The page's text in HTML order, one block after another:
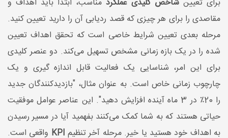
برای تعیین شاخص کلیدی عملکرد مناسب، ابتدا باید اهداف و
مقاصدی را برای هر چیزی که قصد ردیابی آن را دارید تعیین کنید.
مرحله بعدی تعیین شرایط خاصی است که تحقق اهداف تعیین
شده را در یک بازه زمانی مشخص تسهیل می‌کند. دو عنصر کلیدی
برای این امر، شناسایی یک فعالیت قابل اندازه گیری و یک
چارچوب زمانی خاص است. به عنوان مثال، "بازدیدکنندگان جدید
را 20٪ در 3 ماه آینده افزایش دهید". این عناصر عوامل موفقیت
حیاتی هستند که به شما کمک می‌کنند بفهمید آیا در مسیر رسیدن
به اهداف خود هستید یا خیر. مرحله آخر تنظیم KPI واقعی است.